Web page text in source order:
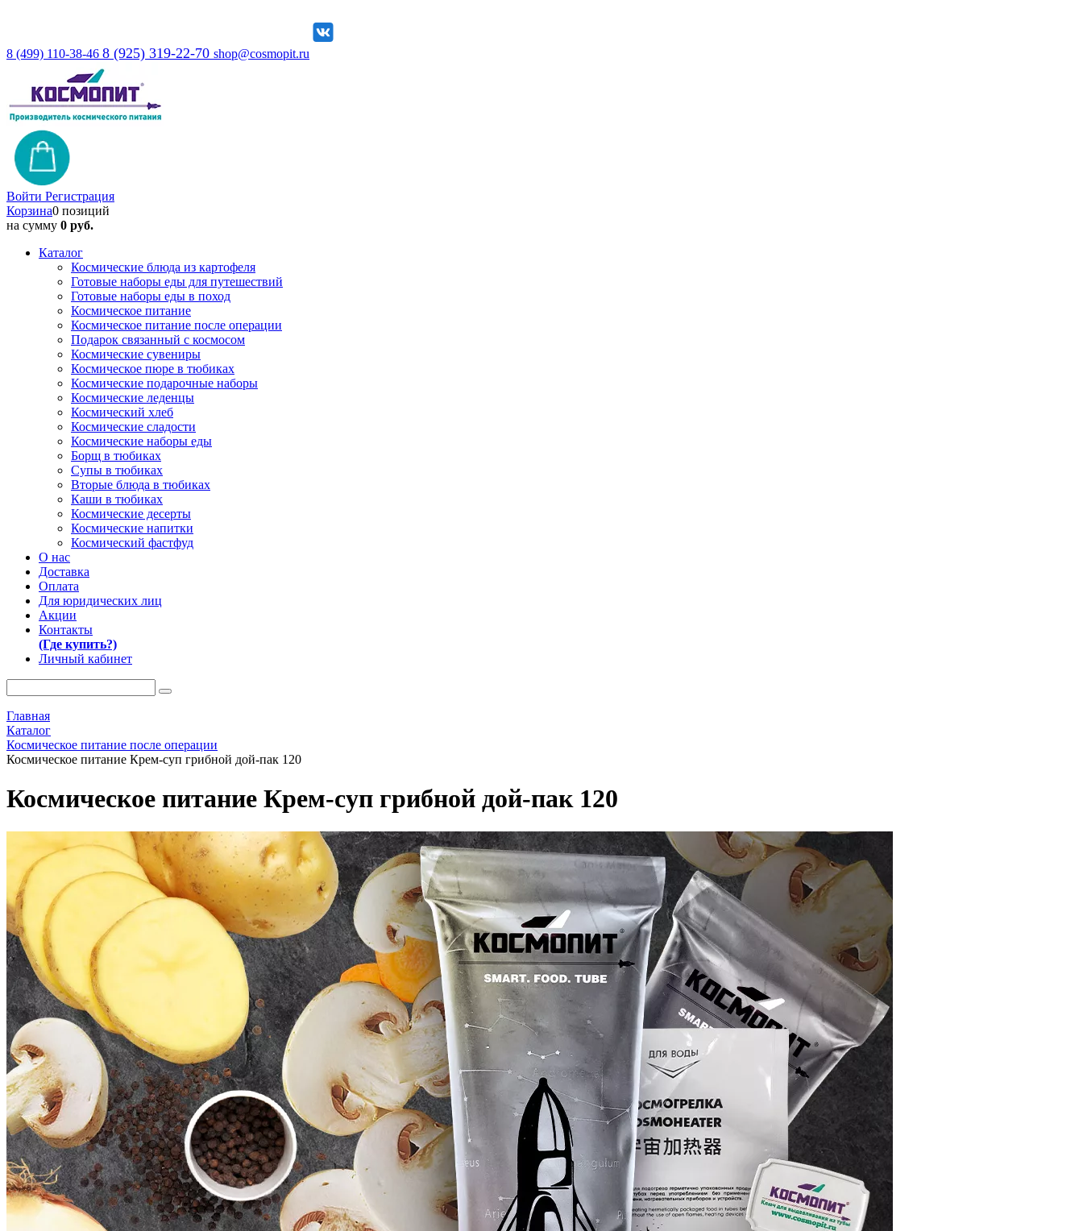
8 (499) 110-38-46 8 (925) 319-22-70 shop@cosmopit.ru
Войти Регистрация
Корзина0 позиций
на сумму 0 руб.
Каталог
Космические блюда из картофеля
Готовые наборы еды для путешествий
Готовые наборы еды в поход
Космическое питание
Космическое питание после операции
Подарок связанный с космосом
Космические сувениры
Космическое пюре в тюбиках
Космические подарочные наборы
Космические леденцы
Космический хлеб
Космические сладости
Космические наборы еды
Борщ в тюбиках
Супы в тюбиках
Вторые блюда в тюбиках
Каши в тюбиках
Космические десерты
Космические напитки
Космический фастфуд
О нас
Доставка
Оплата
Для юридических лиц
Акции
Контакты
(Где купить?)
Личный кабинет
Главная
Каталог
Космическое питание после операции
Космическое питание Крем-суп грибной дой-пак 120
Космическое питание Крем-суп грибной дой-пак 120